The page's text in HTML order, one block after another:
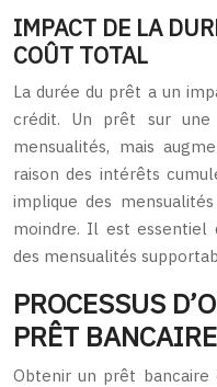
IMPACT DE LA
COÛT TOTAL
La durée du prêt a un
crédit. Un prêt sur une
mensualités, mais
raison des intérêts
implique des
moindre. Il est
des mensualités
PROCESSUS
PRÊT
Obtenir un prêt bancaire